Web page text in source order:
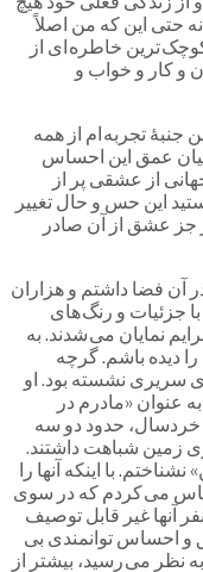
حتی این که من اصلاً
ترین خاطره ای از
و کار و خواب و
تجربه ام از همه
عمق این احساس
از عشقی پر از
این حس و حال تغییر
جز عشق از آن صادر
آن فضا داشتم و هزاران
جزئیات و رنگ های
نمایان می شدند. به
دیده باشم. گرچه
سریری نشسته بود. او
عنوان «مادرم در
خردسال، حدود دو سه
زمین شباهت داشتند.
با اینکه آنها را
می کردم که در سوی
آنها غیر قابل توصیف
و احساس توانمندی بی
نظر می رسید، بیشتر از